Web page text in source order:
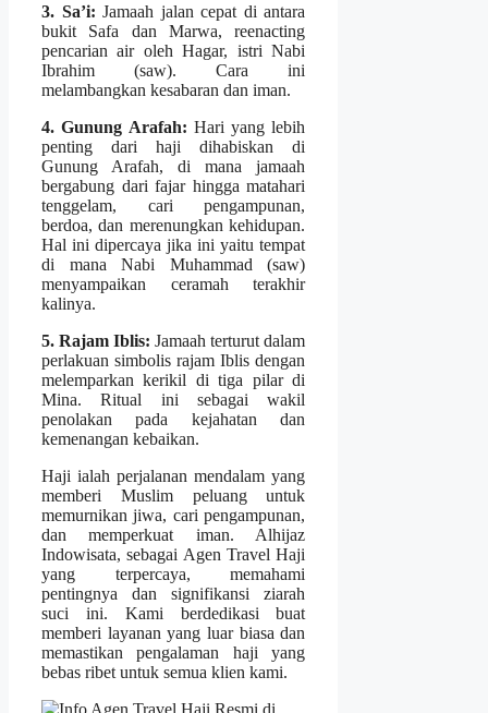
3. Sa’i: Jamaah jalan cepat di antara
bukit Safa dan Marwa, reenacting
pencarian air oleh Hagar, istri Nabi
Ibrahim (saw). Cara ini
melambangkan kesabaran dan iman.
4. Gunung Arafah: Hari yang lebih
penting dari haji dihabiskan di
Gunung Arafah, di mana jamaah
bergabung dari fajar hingga matahari
tenggelam, cari pengampunan,
berdoa, dan merenungkan kehidupan.
Hal ini dipercaya jika ini yaitu tempat
di mana Nabi Muhammad (saw)
menyampaikan ceramah terakhir
kalinya.
5. Rajam Iblis: Jamaah terturut dalam
perlakuan simbolis rajam Iblis dengan
melemparkan kerikil di tiga pilar di
Mina. Ritual ini sebagai wakil
penolakan pada kejahatan dan
kemenangan kebaikan.
Haji ialah perjalanan mendalam yang
memberi Muslim peluang untuk
memurnikan jiwa, cari pengampunan,
dan memperkuat iman. Alhijaz
Indowisata, sebagai Agen Travel Haji
yang terpercaya, memahami
pentingnya dan signifikansi ziarah
suci ini. Kami berdedikasi buat
memberi layanan yang luar biasa dan
memastikan pengalaman haji yang
bebas ribet untuk semua klien kami.